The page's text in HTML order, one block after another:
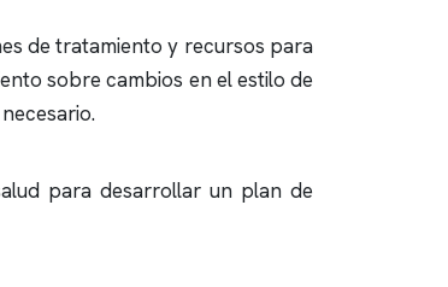
de tratamiento y recursos para
sobre cambios en el estilo de
para desarrollar un plan de